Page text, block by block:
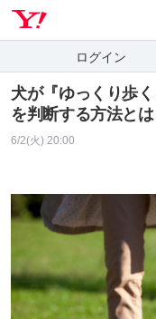
ログイン
犬が『ゆっくり歩
を判断する方法とは
6/2(火) 20:00